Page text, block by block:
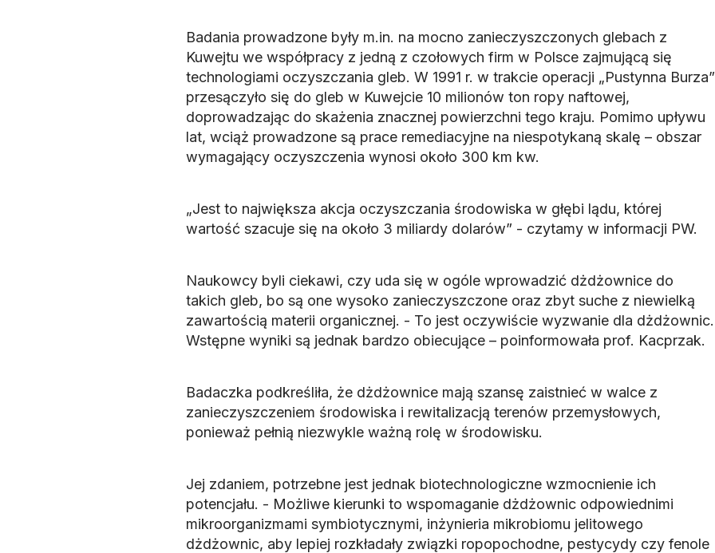
Badania prowadzone były m.in. na mocno zanieczyszczonych glebach z
Kuwejtu we współpracy z jedną z czołowych firm w Polsce zajmującą się
technologiami oczyszczania gleb. W 1991 r. w trakcie operacji „Pustynna Burza”
przesączyło się do gleb w Kuwejcie 10 milionów ton ropy naftowej,
doprowadzając do skażenia znacznej powierzchni tego kraju. Pomimo upływu
lat, wciąż prowadzone są prace remediacyjne na niespotykaną skalę – obszar
wymagający oczyszczenia wynosi około 300 km kw.
„Jest to największa akcja oczyszczania środowiska w głębi lądu, której
wartość szacuje się na około 3 miliardy dolarów” - czytamy w informacji PW.
Naukowcy byli ciekawi, czy uda się w ogóle wprowadzić dżdżownice do
takich gleb, bo są one wysoko zanieczyszczone oraz zbyt suche z niewielką
zawartością materii organicznej. - To jest oczywiście wyzwanie dla dżdżownic.
Wstępne wyniki są jednak bardzo obiecujące – poinformowała prof. Kacprzak.
Badaczka podkreśliła, że dżdżownice mają szansę zaistnieć w walce z
zanieczyszczeniem środowiska i rewitalizacją terenów przemysłowych,
ponieważ pełnią niezwykle ważną rolę w środowisku.
Jej zdaniem, potrzebne jest jednak biotechnologiczne wzmocnienie ich
potencjału. - Możliwe kierunki to wspomaganie dżdżownic odpowiednimi
mikroorganizmami symbiotycznymi, inżynieria mikrobiomu jelitowego
dżdżownic, aby lepiej rozkładały związki ropopochodne, pestycydy czy fenole